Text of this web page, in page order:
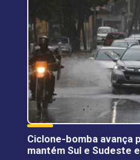
Ciclone-bomba avança
mantém Sul e Sudeste